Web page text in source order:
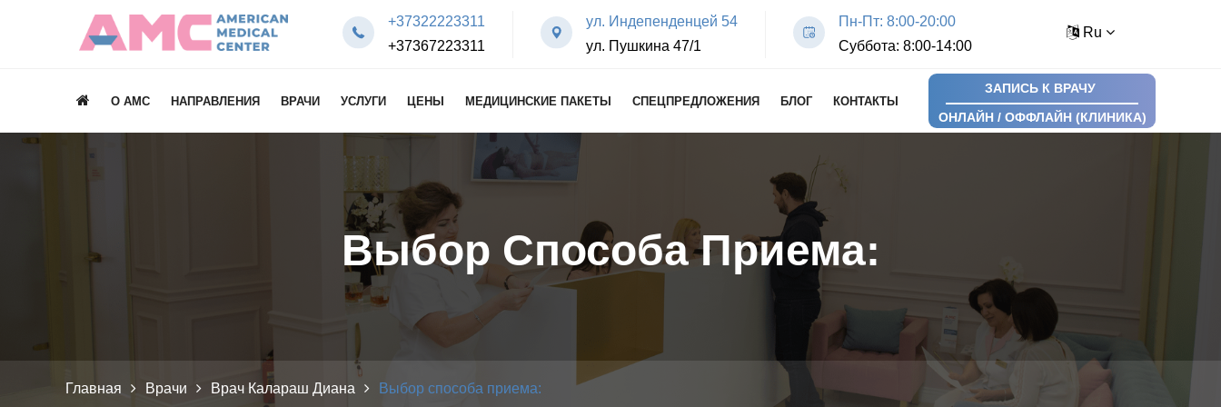
+37322223311
+37367223311
ул. Индепенденцей 54
ул. Пушкина 47/1
Пн-Пт: 8:00-20:00
Суббота: 8:00-14:00
Ru
О AMC НАПРАВЛЕНИЯ ВРАЧИ УСЛУГИ ЦЕНЫ МЕДИЦИНСКИЕ ПАКЕТЫ СПЕЦПРЕДЛОЖЕНИЯ БЛОГ КОНТАКТЫ
ЗАПИСЬ К ВРАЧУ
ОНЛАЙН / ОФФЛАЙН (КЛИНИКА)
Выбор Способа Приема:
Главная Врачи Врач Калараш Диана Выбор способа приема: